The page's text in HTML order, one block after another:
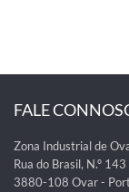
FALE
Zona Industrial de
Rua do Brasil, N.º 143
3880-108 Ovar -